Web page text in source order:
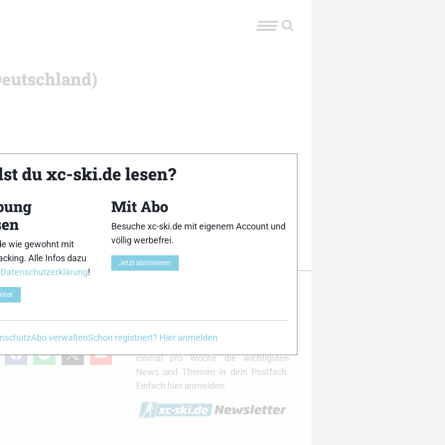
in Social Media
der Saison erhältst du damit immer
einmal pro Woche die wichtigsten
News und Themen in dein Postfach.
Einfach hier anmelden:
du xc-ski.de lesen?
wie gewohnt mit
Alle Infos dazu
Datenschutzerklärung!
Mit Abo
Besuche xc-ski.de mit eigenem Account und
völlig werbefrei.
Jetzt abonnieren
Abo verwaltenSchon registriert? Hier anmelden